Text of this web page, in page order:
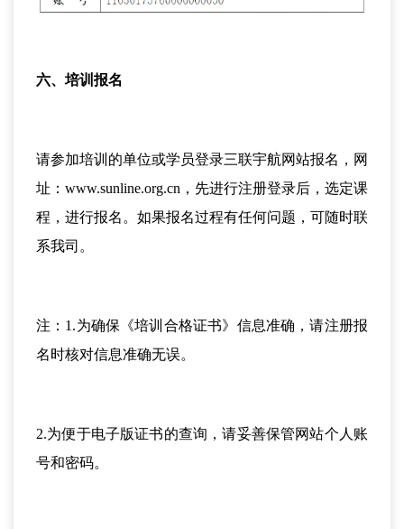
六、培训报名
请参加培训的单位或学员登录三联宇航网站报名，网
址：www.sunline.org.cn，先进行注册登录后，选定课
程，进行报名。如果报名过程有任何问题，可随时联
系我司。
注：1.为确保《培训合格证书》信息准确，请注册报
名时核对信息准确无误。
2.为便于电子版证书的查询，请妥善保管网站个人账
号和密码。